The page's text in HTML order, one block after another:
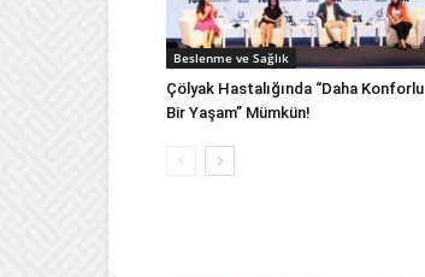
Beslenme ve Sağlık
Çölyak Hastalığında “Daha Konforlu
Bir Yaşam” Mümkün!